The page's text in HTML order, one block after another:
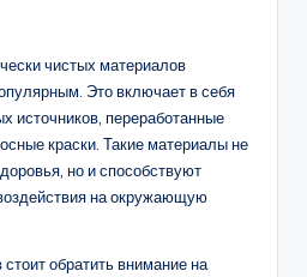
чистых материалов
Это включает в себя
источников, переработанные
краски. Такие материалы не
но и способствуют
на окружающую
обратить внимание на